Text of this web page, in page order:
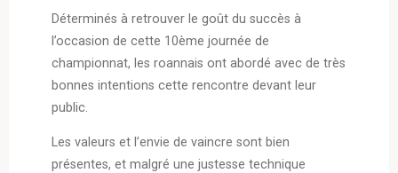
Déterminés à retrouver le goût du succès à
l’occasion de cette 10ème journée de
championnat, les roannais ont abordé avec de très
bonnes intentions cette rencontre devant leur
public.
Les valeurs et l’envie de vaincre sont bien
présentes, et malgré une justesse technique